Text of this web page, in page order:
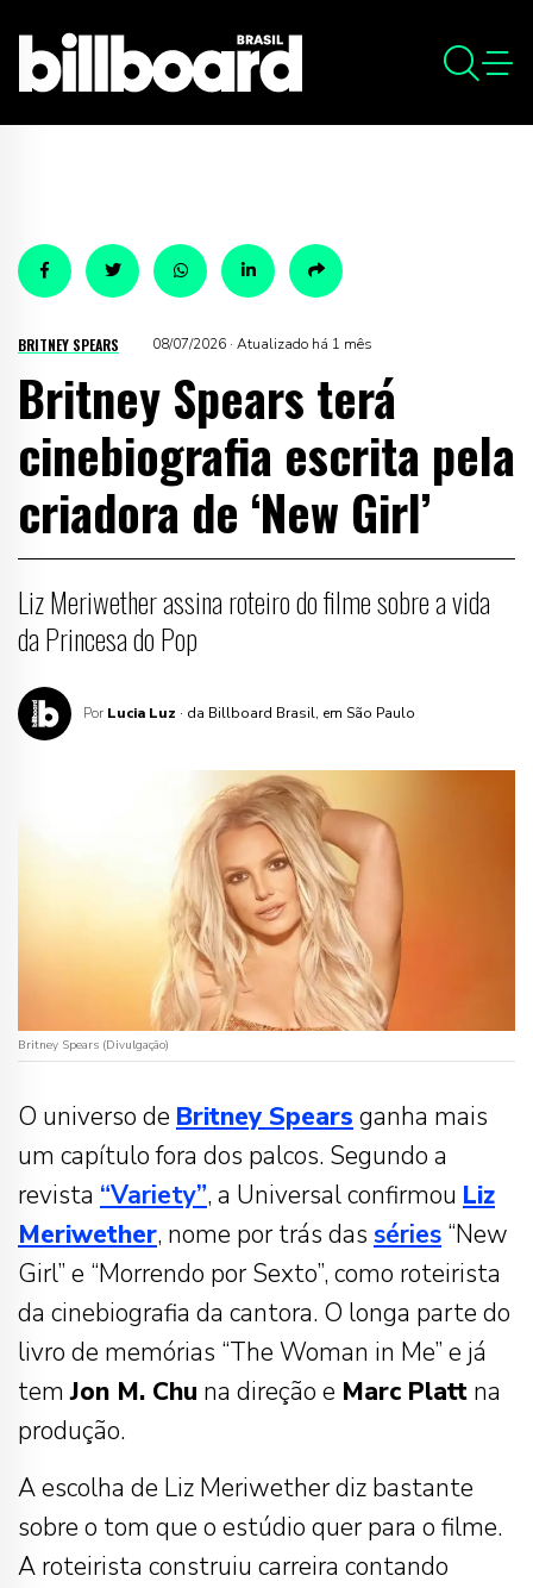
BRITNEY SPEARS 08/07/2026 · Atualizado há 1 mês
Britney Spears terá
cinebiografia escrita pela
criadora de ‘New Girl’
Liz Meriwether assina roteiro do filme sobre a vida
da Princesa do Pop
Por Lucia Luz · da Billboard Brasil, em São Paulo
Britney Spears (Divulgação)
O universo de Britney Spears ganha mais
um capítulo fora dos palcos. Segundo a
revista “Variety”, a Universal confirmou Liz
Meriwether, nome por trás das séries “New
Girl” e “Morrendo por Sexto”, como roteirista
da cinebiografia da cantora. O longa parte do
livro de memórias “The Woman in Me” e já
temJon M. Chu na direção e Marc Platt na
produção.
A escolha de Liz Meriwether diz bastante
sobre o tom que o estúdio quer para o filme.
A roteirista construiu carreira contando